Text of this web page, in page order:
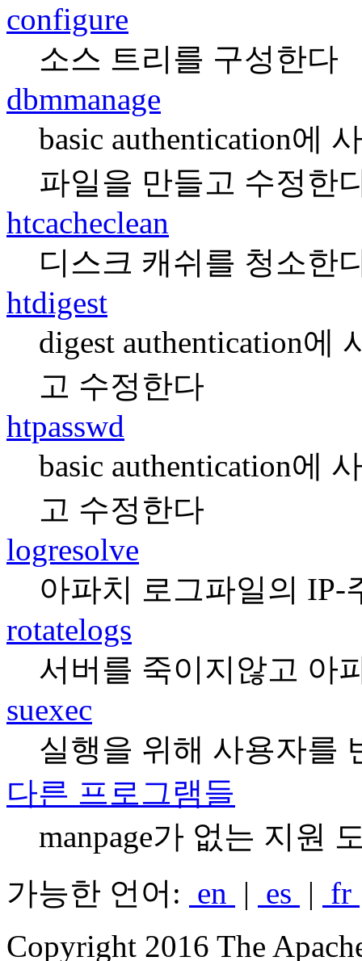
configure
소스 트리를 구성한다
dbmmanage
basic authentication에
파일을 만들고 수정한
htcacheclean
디스크 캐쉬를 청소한
htdigest
digest authentication
고 수정한다
htpasswd
basic authentication에
고 수정한다
logresolve
아파치 로그파일의
rotatelogs
서버를 죽이지않고 아
suexec
실행을 위해 사용자를
다른 프로그램들
manpage가 없는 지원
가능한 언어: en | es | fr
Copyright 2016 The